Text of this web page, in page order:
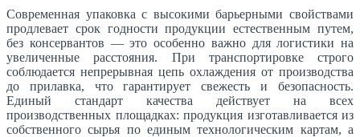
Современная упаковка с высокими барьерными свойствами
продлевает срок годности продукции естественным путем,
без консервантов — это особенно важно для логистики на
увеличенные расстояния. При транспортировке строго
соблюдается непрерывная цепь охлаждения от производства
до прилавка, что гарантирует свежесть и безопасность.
Единый стандарт качества действует на всех
производственных площадках: продукция изготавливается из
собственного сырья по единым технологическим картам, а